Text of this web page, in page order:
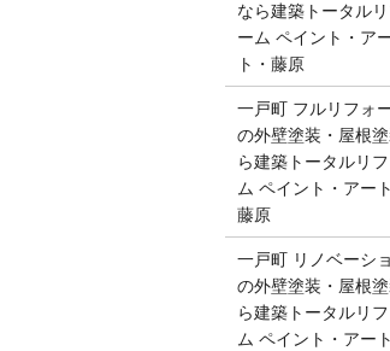
なら建築トータル
ーム ペイント・ア
ト・藤原
一戸町 フルリフォ
の外壁塗装・屋根
ら建築トータルリ
ム ペイント・アー
藤原
一戸町 リノベーシ
の外壁塗装・屋根
ら建築トータルリ
ム ペイント・アー